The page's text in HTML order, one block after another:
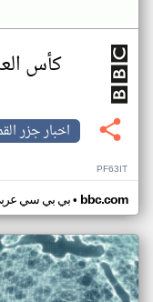
كأس العالم
اخبار جزر
PF63IT
بي بي سي• bbc.com